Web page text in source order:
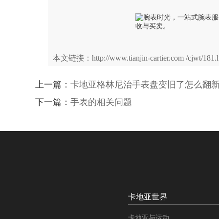
本文链接：http://www.tianjin-cartier.com /cjwt/
上一篇： 卡地亚格林尼治手表盘变旧了怎么翻
下一篇： 手表的相关问题
卡地亚世界